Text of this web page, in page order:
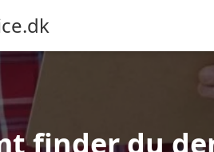
finder du